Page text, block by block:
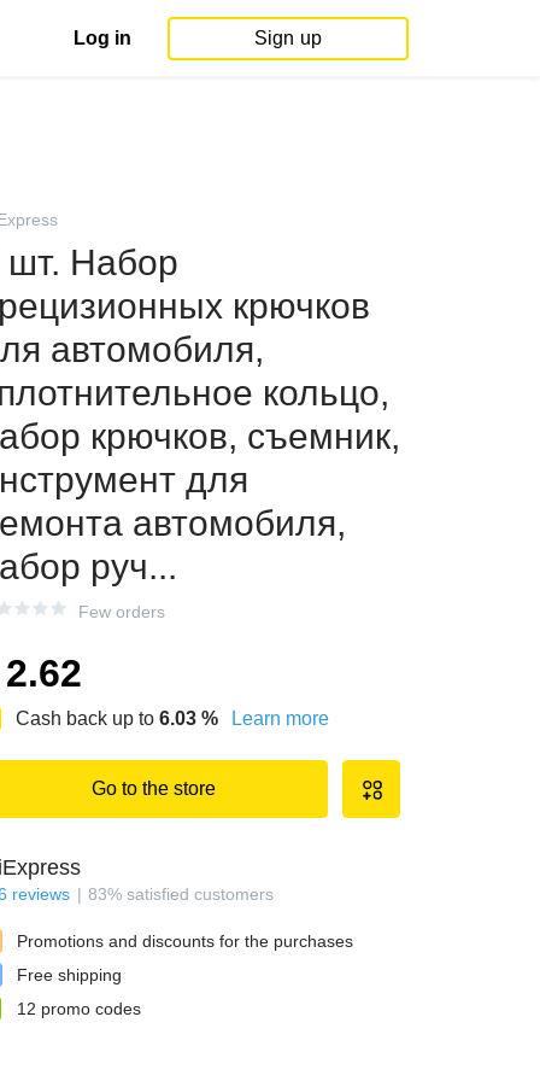
Log in Sign up
шт. Набор
крючков
автомобиля,
кольцо,
крючков, съемник,
для
автомобиля,
руч...
Few orders
2.62
Cash back up to 6.03 % Learn more
Go to the store
reviews 83% satisfied customers
Promotions and discounts for the purchases
Free shipping
12 promo codes